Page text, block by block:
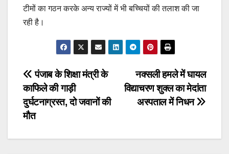
टीमों का गठन करके अन्य राज्यों में भी बच्चियों की तलाश की जा
रही है।
Post
navigation
नक्सली हमले में घायल
विद्याचरण शुक्ल का मेदांता
अस्पताल में निधन
पंजाब के शिक्षा मंत्री के
काफिले की गाड़ी
दुर्घटनाग्रस्त, दो जवानों की
मौत